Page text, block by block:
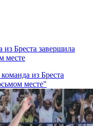
из Бреста завершила
месте
из Бреста
месте"